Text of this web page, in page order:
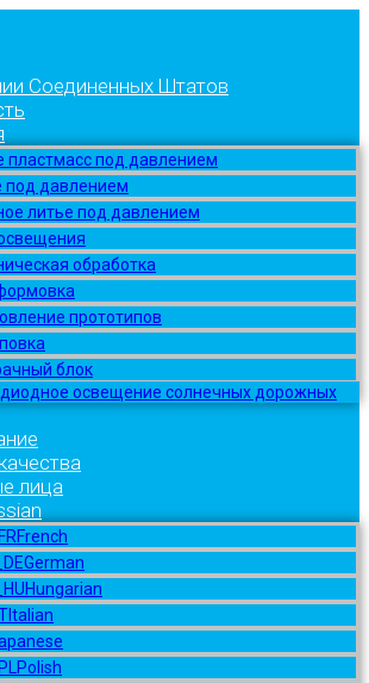
Соединенных Штатов
пластмасс под давлением
под давлением
литье под давлением
обработка
прототипов
блок
освещение солнечных дорожных
лица
French
German
Hungarian
Italian
Polish